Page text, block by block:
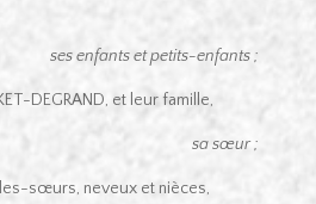
ses enfants et petits-enfants ;
DEGRAND, et leur famille,
sa sœur ;
sœurs, neveux et nièces,